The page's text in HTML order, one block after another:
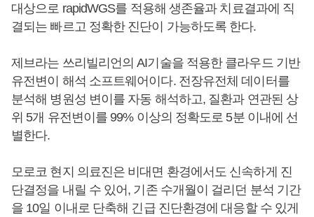
대상으로 rapidWGS를 적용해 생존율과 치료결과에 직
결되는 빠르고 정확한 진단이 가능하도록 한다.
제브라는 쓰리빌리언의 AI기술을 적용한 클라우드 기반
유전변이 해석 소프트웨어이다. 전장유전체 데이터를
분석해 병원성 변이를 자동 해석하고, 질환과 연관된 상
위 5개 유전변이를 99% 이상의 정확도로 5분 이내에 선
별한다.
모로코 현지 의료진은 비대면 환경에서도 신속하게 진
단결정을 내릴 수 있어, 기존 수개월이 걸리던 분석 기간
을 10일 이내로 단축해 긴급 진단환경에 대응할 수 있게